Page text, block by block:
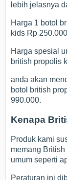
lebih jelasnya
Harga 1 botol
kids Rp
Harga spesial
british propolis
anda akan
botol british
990.000.
Kenapa
Produk kami
memang
umum seperti
Peraturan ini